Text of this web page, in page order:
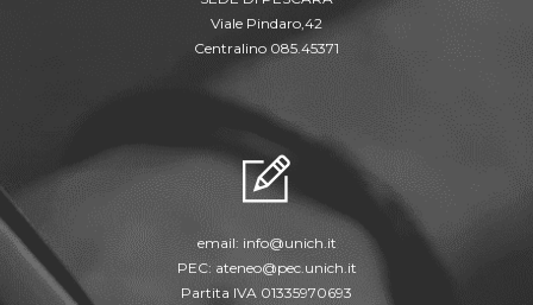
Viale Pindaro,42
Centralino 085.45371
email: info@unich.it
PEC: ateneo@pec.unich.it
Partita IVA 01335970693